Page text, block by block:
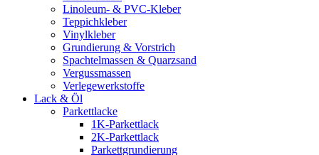
Linoleum- & PVC-Kleber
Teppichkleber
Vinylkleber
Grundierung & Vorstrich
Spachtelmassen & Quarzsand
Vergussmassen
Verlegewerkstoffe
Lack & Öl
Parkettlacke
1K-Parkettlack
2K-Parkettlack
Parkettgrundierung